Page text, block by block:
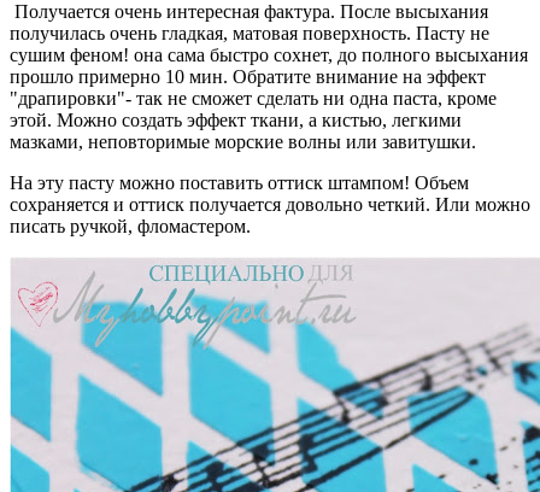
Получается очень интересная фактура. После высыхания
получилась очень гладкая, матовая поверхность. Пасту не
сушим феном! она сама быстро сохнет, до полного высыхания
прошло примерно 10 мин. Обратите внимание на эффект
"драпировки"- так не сможет сделать ни одна паста, кроме
этой. Можно создать эффект ткани, а кистью, легкими
мазками, неповторимые морские волны или завитушки.
На эту пасту можно поставить оттиск штампом! Объем
сохраняется и оттиск получается довольно четкий. Или можно
писать ручкой, фломастером.